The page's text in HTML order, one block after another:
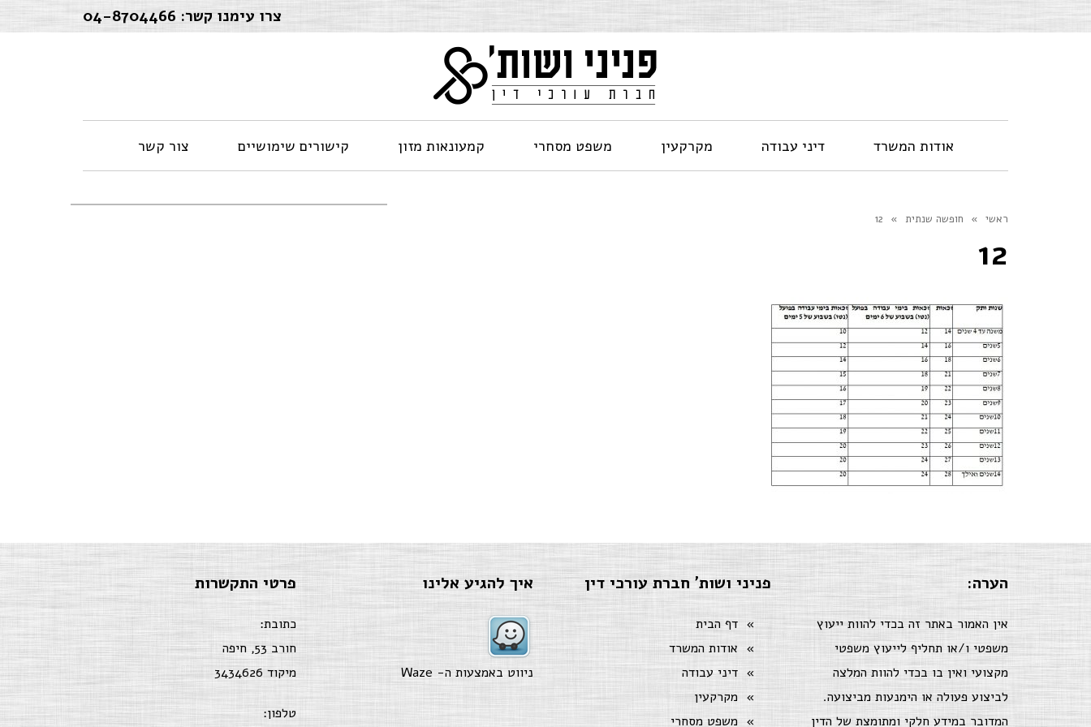
צרו עימנו קשר: 04-8704466
אודות המשרד דיני עבודה מקרקעין משפט מסחרי קמעונאות מזון קישורים שימושיים צור קשר
ראשי » חופשה שנתית »
12
12
הערה:
אין האמור באתר זה בכדי להוות ייעוץ
משפטי ו/או תחליף לייעוץ משפטי
מקצועי ואין בו בכדי להוות המלצה
לביצוע פעולה או הימנעות מביצועה.
המדובר במידע חלקי ומתומצת של הדין
פניני ושות' חברת עורכי דין
דף הבית
אודות המשרד
דיני עבודה
מקרקעין
משפט מסחרי
איך להגיע אלינו
ניווט באמצעות ה- Waze
פרטי התקשרות
כתובת:
חורב 53, חיפה
מיקוד 3434626
טלפון: